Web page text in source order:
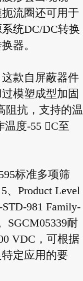
流圈还可用于
统DC/DC转换
器。
款自屏蔽器件
模塑成型加固
阻抗，支持的温
温度-55 C至
标准多项筛
、Product Level
981 Family-
SGCM05339耐
VDC，可根据
定应用的要